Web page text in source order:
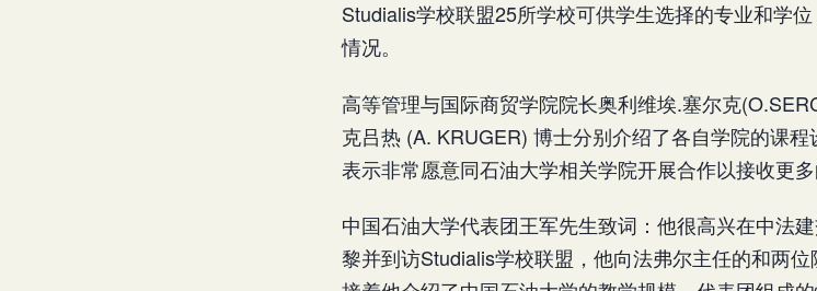
Studialis学校联盟25所学校可供学生选择的专业和学
情况。
高等管理与国际商贸学院院长奥利维埃.塞尔克
克吕热 (A. KRUGER) 博士分别介绍了各自学院的课
表示非常愿意同石油大学相关学院开展合作以接收更多
中国石油大学代表团王军先生致词：他很高兴在中法
黎并到访Studialis学校联盟，他向法弗尔主任的和两位